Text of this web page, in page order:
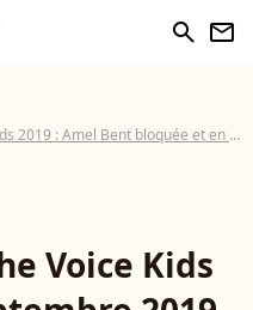
search newsletter
Amel Bent bloquée et en larmes, tous les talents trouvés !
Voice Kids